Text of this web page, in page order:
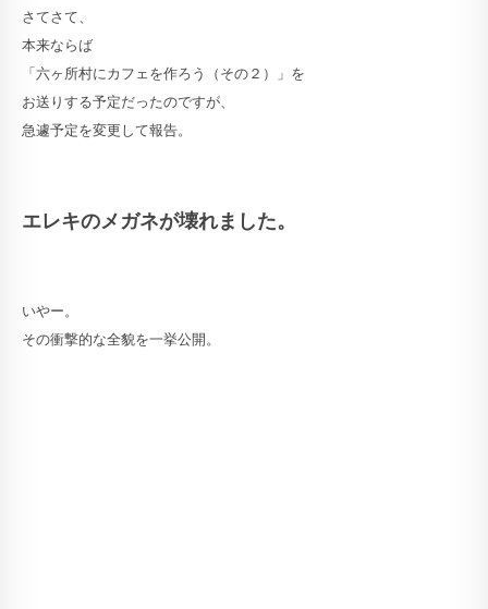
さてさて、
本来ならば
「六ヶ所村にカフェを作ろう（その２）」を
お送りする予定だったのですが、
急遽予定を変更して報告。
エレキのメガネが壊れました。
いやー。
その衝撃的な全貌を一挙公開。